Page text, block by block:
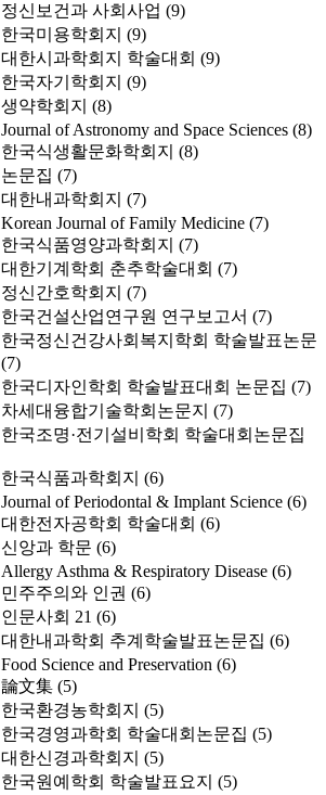
정신보건과 사회사업 (9)
한국미용학회지 (9)
대한시과학회지 학술대회 (9)
한국자기학회지 (9)
생약학회지 (8)
Journal of Astronomy and Space Sciences (8)
한국식생활문화학회지 (8)
논문집 (7)
대한내과학회지 (7)
Korean Journal of Family Medicine (7)
한국식품영양과학회지 (7)
대한기계학회 춘추학술대회 (7)
정신간호학회지 (7)
한국건설산업연구원 연구보고서 (7)
한국정신건강사회복지학회 학술발표논문
(7)
한국디자인학회 학술발표대회 논문집 (7)
차세대융합기술학회논문지 (7)
한국조명·전기설비학회 학술대회논문집
한국식품과학회지 (6)
Journal of Periodontal & Implant Science (6)
대한전자공학회 학술대회 (6)
신앙과 학문 (6)
Allergy Asthma & Respiratory Disease (6)
민주주의와 인권 (6)
인문사회 21 (6)
대한내과학회 추계학술발표논문집 (6)
Food Science and Preservation (6)
論文集 (5)
한국환경농학회지 (5)
한국경영과학회 학술대회논문집 (5)
대한신경과학회지 (5)
한국원예학회 학술발표요지 (5)